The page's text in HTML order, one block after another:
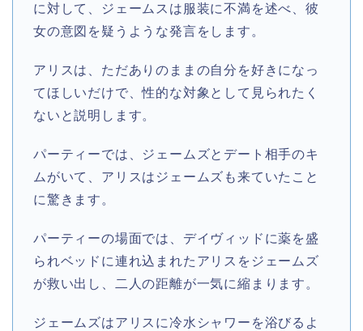
に対して、ジェームスは服装に不満を述べ、彼
女の意図を疑うような発言をします。
アリスは、ただありのままの自分を好きになっ
てほしいだけで、性的な対象として見られたく
ないと説明します。
パーティーでは、ジェームズとデート相手のキ
ムがいて、アリスはジェームズも来ていたこと
に驚きます。
パーティーの場面では、デイヴィッドに薬を盛
られベッドに連れ込まれたアリスをジェームズ
が救い出し、二人の距離が一気に縮まります。
ジェームズはアリスに冷水シャワーを浴びるよ